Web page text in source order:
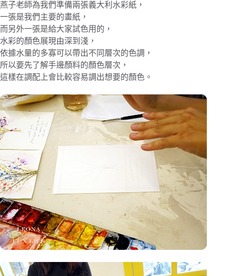
燕子老師為我們準備兩張義大利水彩紙，
一張是我們主要的畫紙，
而另外一張是給大家試色用的，
水彩的顏色展現由深到淺，
依據水量的多寡可以帶出不同層次的色調，
所以要先了解手邊顏料的顏色層次，
這樣在調配上會比較容易調出想要的顏色。